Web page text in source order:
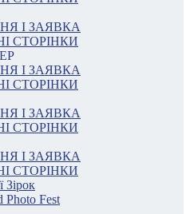
І ЗАЯВКА
СТОРІНКИ
І ЗАЯВКА
СТОРІНКИ
І ЗАЯВКА
СТОРІНКИ
І ЗАЯВКА
СТОРІНКИ
Зірок
Photo Fest